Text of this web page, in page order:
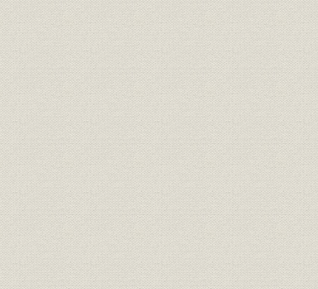
第5章 経営環境の変化と住宅事業の展開(昭和49年~54年)
第1節 法・税制の規制強化と不動産業
第2節 開発指向から住宅指向への転換
第3節 住宅事業の本格的展開
第4節 低成長経済下のビル事業
第5節 浚渫埋立事業の転換
第6節 業績と財務
第6章 新しい経営と現況―不況下の経営努力―(昭和55年~58年)
第1節 経済成長の減速と住宅不況
第2節 経営効率化への挑戦